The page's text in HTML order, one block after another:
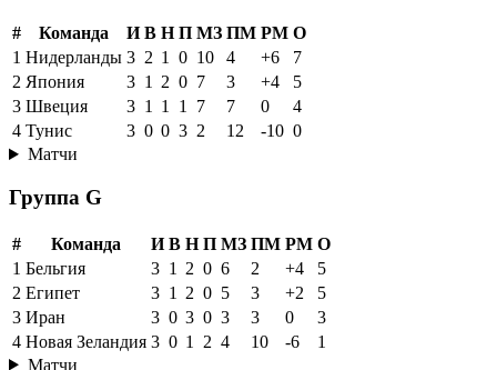
# Команда И В Н П МЗ ПМ РМ О
1 Нидерланды 3 2 1 0 10 4 +6
7
2 Япония 3 1 2 0 7 3 +4
5
3 Швеция 3 1 1 1 7 7 0
4
4 Тунис 3 0 0 3 2 12 -10 0
Матчи
Группа G
# Команда И В Н П МЗ ПМ РМ О
1 Бельгия 3 1 2 0 6 2 +4
5
2 Египет 3 1 2 0 5 3 +2
5
3 Иран 3 0 3 0 3 3 0
3
4 Новая Зеландия 3 0 1 2 4 10 -6
1
Матчи